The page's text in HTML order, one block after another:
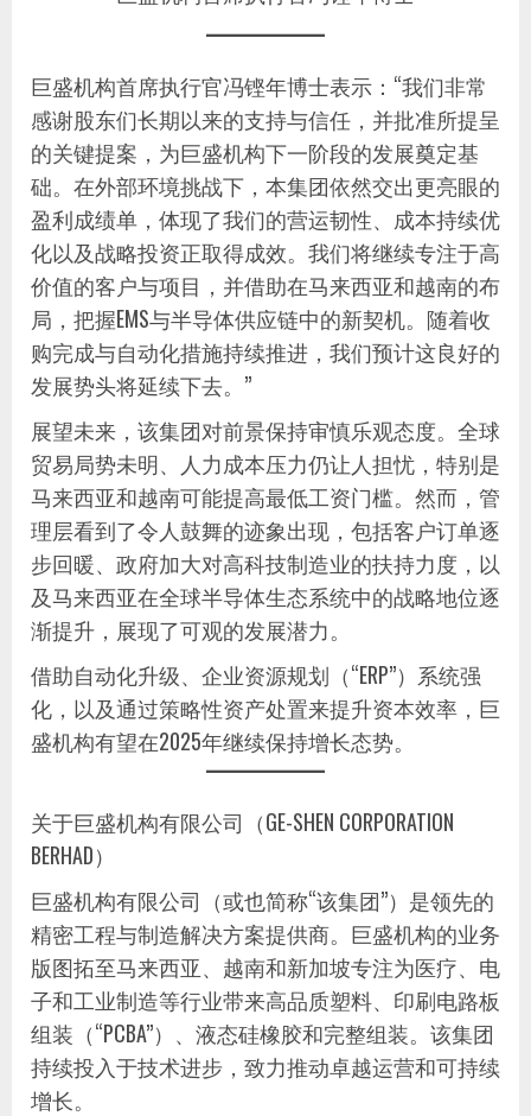
巨盛机构首席执行官冯铿年博士表示：“我们非常
感谢股东们长期以来的支持与信任，并批准所提呈
的关键提案，为巨盛机构下一阶段的发展奠定基
础。在外部环境挑战下，本集团依然交出更亮眼的
盈利成绩单，体现了我们的营运韧性、成本持续优
化以及战略投资正取得成效。我们将继续专注于高
价值的客户与项目，并借助在马来西亚和越南的布
局，把握EMS与半导体供应链中的新契机。随着收
购完成与自动化措施持续推进，我们预计这良好的
发展势头将延续下去。”
展望未来，该集团对前景保持审慎乐观态度。全球
贸易局势未明、人力成本压力仍让人担忧，特别是
马来西亚和越南可能提高最低工资门槛。然而，管
理层看到了令人鼓舞的迹象出现，包括客户订单逐
步回暖、政府加大对高科技制造业的扶持力度，以
及马来西亚在全球半导体生态系统中的战略地位逐
渐提升，展现了可观的发展潜力。
借助自动化升级、企业资源规划（“ERP”）系统强
化，以及通过策略性资产处置来提升资本效率，巨
盛机构有望在2025年继续保持增长态势。
关于巨盛机构有限公司（GE-SHEN CORPORATION
BERHAD）
巨盛机构有限公司（或也简称“该集团”）是领先的
精密工程与制造解决方案提供商。巨盛机构的业务
版图拓至马来西亚、越南和新加坡专注为医疗、电
子和工业制造等行业带来高品质塑料、印刷电路板
组装（“PCBA”）、液态硅橡胶和完整组装。该集团
持续投入于技术进步，致力推动卓越运营和可持续
增长。